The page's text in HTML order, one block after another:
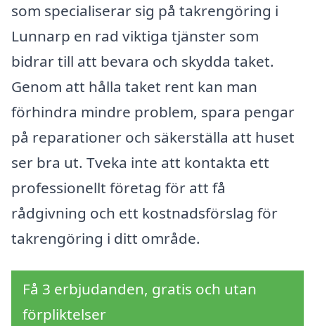
som specialiserar sig på takrengöring i
Lunnarp en rad viktiga tjänster som
bidrar till att bevara och skydda taket.
Genom att hålla taket rent kan man
förhindra mindre problem, spara pengar
på reparationer och säkerställa att huset
ser bra ut. Tveka inte att kontakta ett
professionellt företag för att få
rådgivning och ett kostnadsförslag för
takrengöring i ditt område.
Få 3 erbjudanden, gratis och utan
förpliktelser